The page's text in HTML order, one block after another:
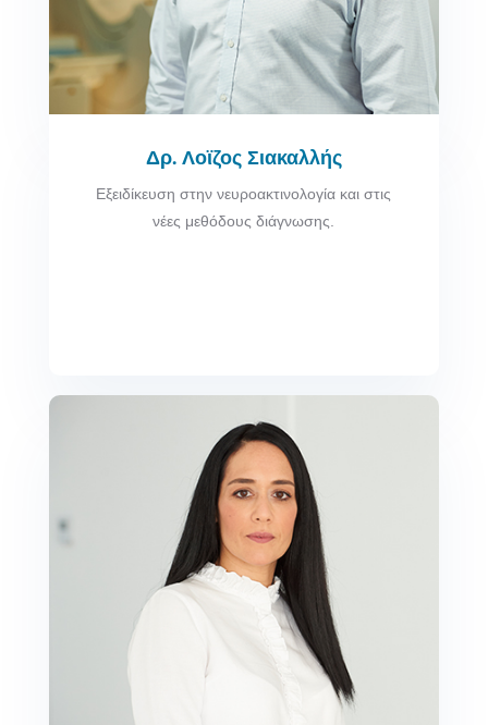
Δρ. Λοϊζος Σιακαλλής
Εξειδίκευση στην νευροακτινολογία και στις
νέες μεθόδους διάγνωσης.